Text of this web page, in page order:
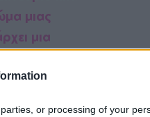
or processing of your
μιας
μια
και να
σου.